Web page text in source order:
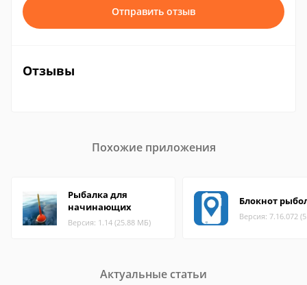
Отправить отзыв
Отзывы
Похожие приложения
Рыбалка для
начинающих
Версия: 1.14 (25.88 МБ)
Блокнот
Версия: 7.16.072
Актуальные статьи